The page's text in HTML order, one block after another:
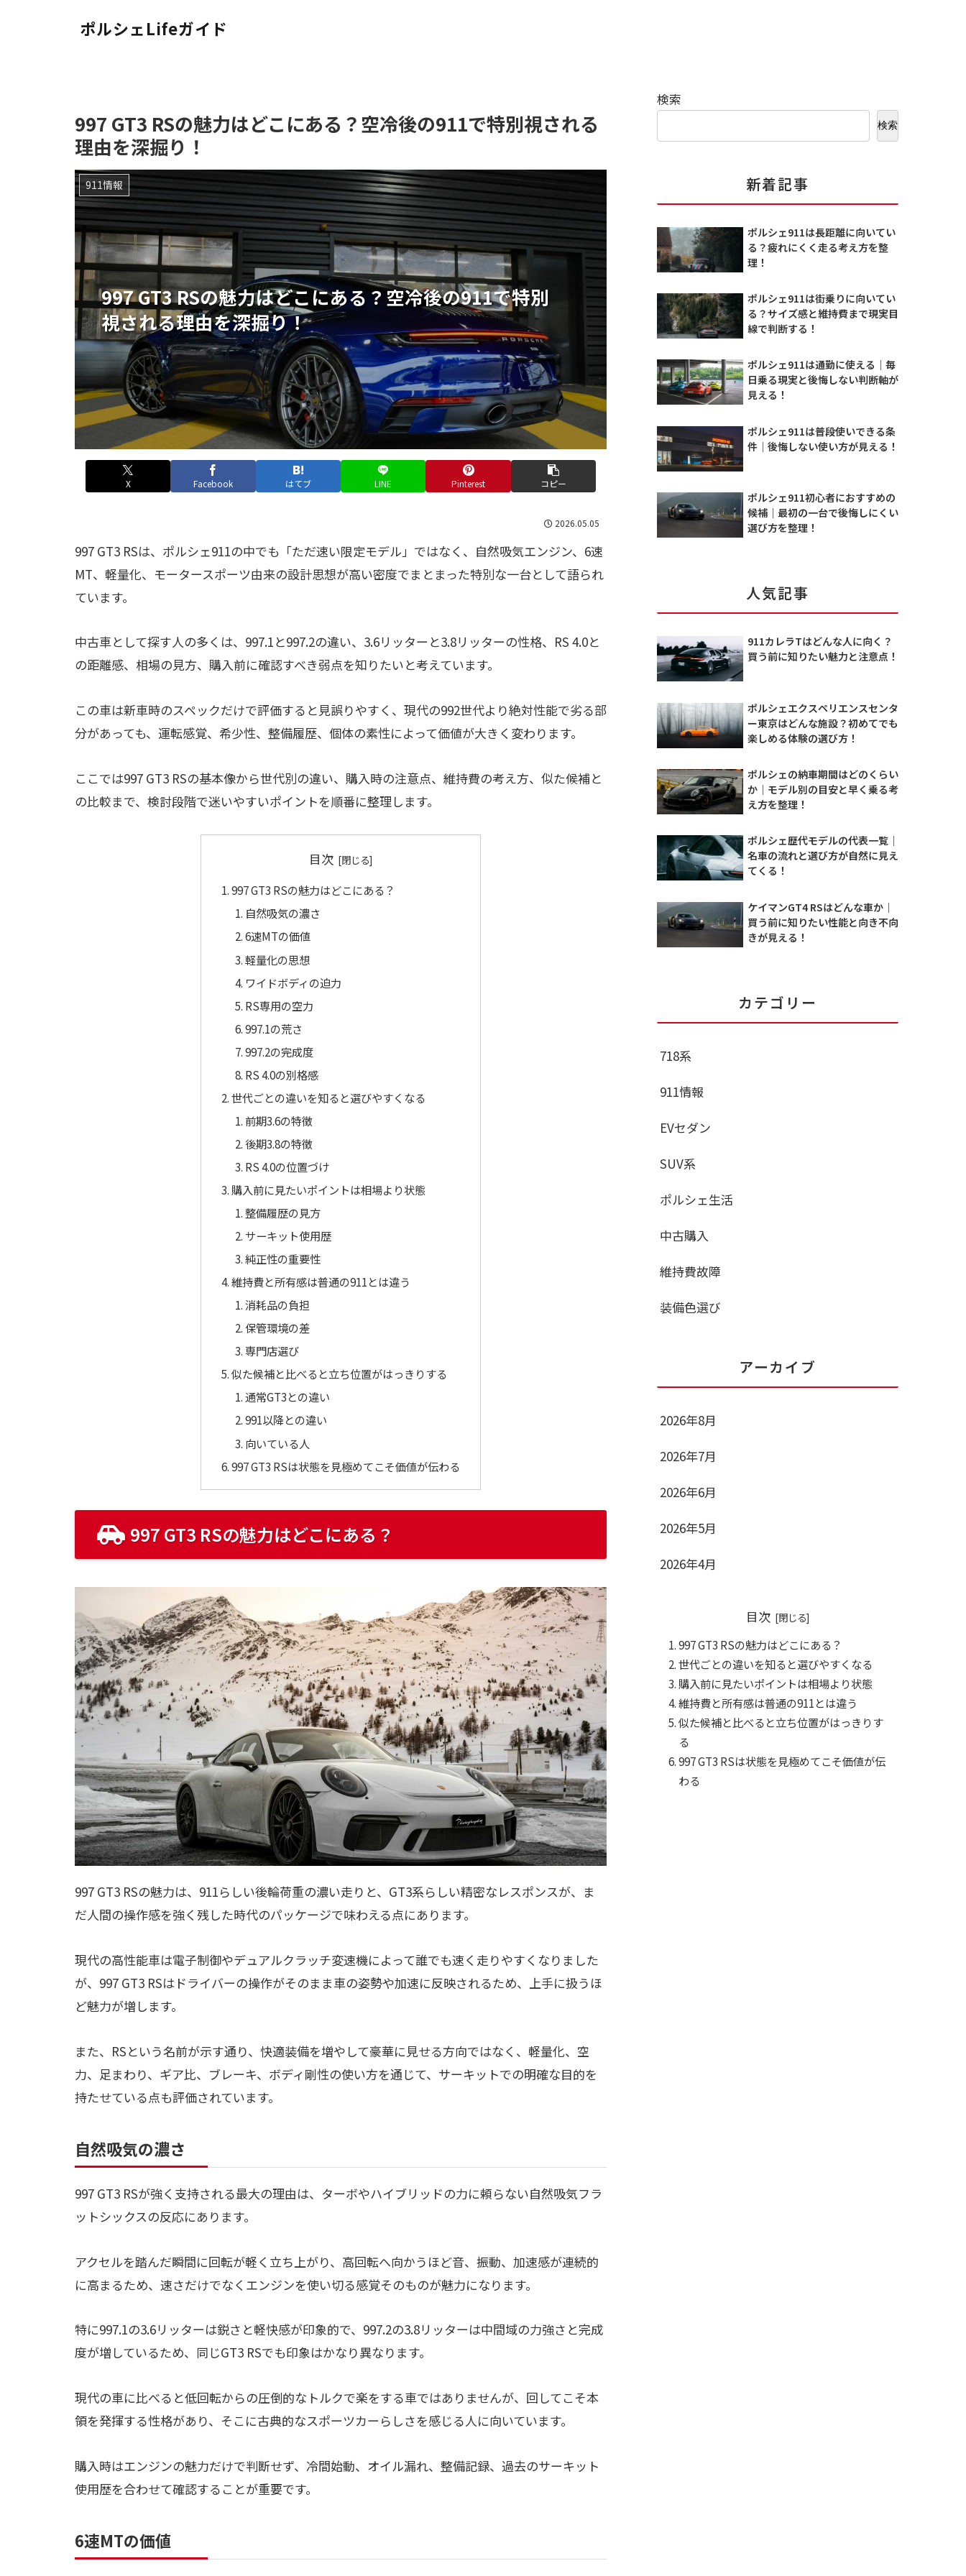
ポルシェLifeガイド
997 GT3 RSの魅力はどこにある？空冷後の911で特別視される
理由を深掘り！
997 GT3 RSの魅力はどこにある？空冷後の911で特別
視される理由を深掘り！
911情報
X Facebook はてブ LINE Pinterest コピー
2026.05.05
997 GT3 RSは、ポルシェ911の中でも「ただ速い限定モデル」ではなく、自然吸気エンジン、6速
MT、軽量化、モータースポーツ由来の設計思想が高い密度でまとまった特別な一台として語られ
ています。
中古車として探す人の多くは、997.1と997.2の違い、3.6リッターと3.8リッターの性格、RS 4.0と
の距離感、相場の見方、購入前に確認すべき弱点を知りたいと考えています。
この車は新車時のスペックだけで評価すると見誤りやすく、現代の992世代より絶対性能で劣る部
分があっても、運転感覚、希少性、整備履歴、個体の素性によって価値が大きく変わります。
ここでは997 GT3 RSの基本像から世代別の違い、購入時の注意点、維持費の考え方、似た候補と
の比較まで、検討段階で迷いやすいポイントを順番に整理します。
目次
997 GT3 RSの魅力はどこにある？
自然吸気の濃さ
6速MTの価値
軽量化の思想
ワイドボディの迫力
RS専用の空力
997.1の荒さ
997.2の完成度
RS 4.0の別格感
世代ごとの違いを知ると選びやすくなる
前期3.6の特徴
後期3.8の特徴
RS 4.0の位置づけ
購入前に見たいポイントは相場より状態
整備履歴の見方
サーキット使用歴
純正性の重要性
維持費と所有感は普通の911とは違う
消耗品の負担
保管環境の差
専門店選び
似た候補と比べると立ち位置がはっきりする
通常GT3との違い
991以降との違い
向いている人
997 GT3 RSは状態を見極めてこそ価値が伝わる
997 GT3 RSの魅力はどこにある？
997 GT3 RSの魅力は、911らしい後輪荷重の濃い走りと、GT3系らしい精密なレスポンスが、ま
だ人間の操作感を強く残した時代のパッケージで味わえる点にあります。
現代の高性能車は電子制御やデュアルクラッチ変速機によって誰でも速く走りやすくなりました
が、997 GT3 RSはドライバーの操作がそのまま車の姿勢や加速に反映されるため、上手に扱うほ
ど魅力が増します。
また、RSという名前が示す通り、快適装備を増やして豪華に見せる方向ではなく、軽量化、空
力、足まわり、ギア比、ブレーキ、ボディ剛性の使い方を通じて、サーキットでの明確な目的を
持たせている点も評価されています。
自然吸気の濃さ
997 GT3 RSが強く支持される最大の理由は、ターボやハイブリッドの力に頼らない自然吸気フラ
ットシックスの反応にあります。
アクセルを踏んだ瞬間に回転が軽く立ち上がり、高回転へ向かうほど音、振動、加速感が連続的
に高まるため、速さだけでなくエンジンを使い切る感覚そのものが魅力になります。
特に997.1の3.6リッターは鋭さと軽快感が印象的で、997.2の3.8リッターは中間域の力強さと完成
度が増しているため、同じGT3 RSでも印象はかなり異なります。
現代の車に比べると低回転からの圧倒的なトルクで楽をする車ではありませんが、回してこそ本
領を発揮する性格があり、そこに古典的なスポーツカーらしさを感じる人に向いています。
購入時はエンジンの魅力だけで判断せず、冷間始動、オイル漏れ、整備記録、過去のサーキット
使用歴を合わせて確認することが重要です。
6速MTの価値
検索
検索
新着記事
ポルシェ911は長距離に向いてい
る？疲れにくく走る考え方を整
理！
ポルシェ911は街乗りに向いてい
る？サイズ感と維持費まで現実目
線で判断する！
ポルシェ911は通勤に使える｜毎
日乗る現実と後悔しない判断軸が
見える！
ポルシェ911は普段使いできる条
件｜後悔しない使い方が見える！
ポルシェ911初心者におすすめの
候補｜最初の一台で後悔しにくい
選び方を整理！
人気記事
911カレラTはどんな人に向く？
買う前に知りたい魅力と注意点！
ポルシェエクスペリエンスセンタ
ー東京はどんな施設？初めてでも
楽しめる体験の選び方！
ポルシェの納車期間はどのくらい
か｜モデル別の目安と早く乗る考
え方を整理！
ポルシェ歴代モデルの代表一覧｜
名車の流れと選び方が自然に見え
てくる！
ケイマンGT4 RSはどんな車か｜
買う前に知りたい性能と向き不向
きが見える！
カテゴリー
718系
911情報
EVセダン
SUV系
ポルシェ生活
中古購入
維持費故障
装備色選び
アーカイブ
2026年8月
2026年7月
2026年6月
2026年5月
2026年4月
目次
997 GT3 RSの魅力はどこにある？
世代ごとの違いを知ると選びやすくなる
購入前に見たいポイントは相場より状態
維持費と所有感は普通の911とは違う
似た候補と比べると立ち位置がはっきりす
る
997 GT3 RSは状態を見極めてこそ価値が伝
わる